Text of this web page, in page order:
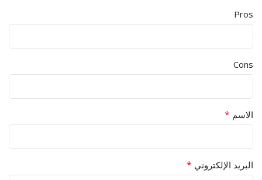
Pros
Cons
الاسم *
البريد الإلكتروني *